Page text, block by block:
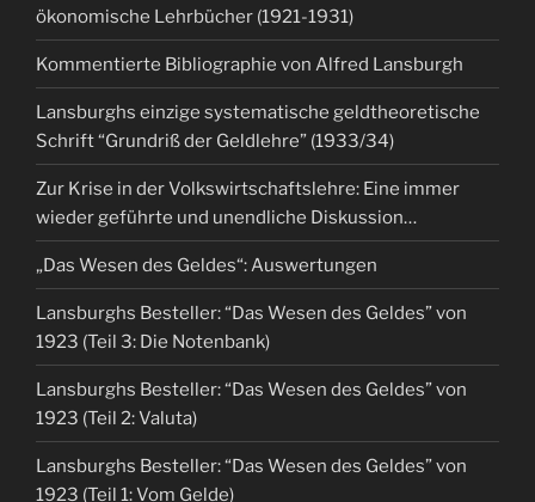
ökonomische Lehrbücher (1921-1931)
Kommentierte Bibliographie von Alfred Lansburgh
Lansburghs einzige systematische geldtheoretische
Schrift “Grundriß der Geldlehre” (1933/34)
Zur Krise in der Volkswirtschaftslehre: Eine immer
wieder geführte und unendliche Diskussion…
„Das Wesen des Geldes“: Auswertungen
Lansburghs Besteller: “Das Wesen des Geldes” von
1923 (Teil 3: Die Notenbank)
Lansburghs Besteller: “Das Wesen des Geldes” von
1923 (Teil 2: Valuta)
Lansburghs Besteller: “Das Wesen des Geldes” von
1923 (Teil 1: Vom Gelde)